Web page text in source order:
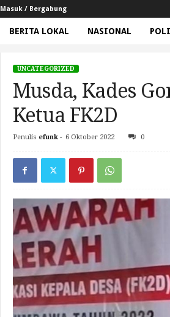
Masuk / Bergabung
BERITA LOKAL NASIONAL
Beranda Uncategorized Musda, Kades
UNCATEGORIZED
Musda, Kades
Ketua FK2D
Penulis efunk- 6 Oktober 2022 0